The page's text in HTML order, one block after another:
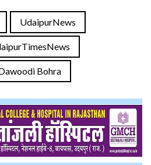
UdaipurNews
Bohra